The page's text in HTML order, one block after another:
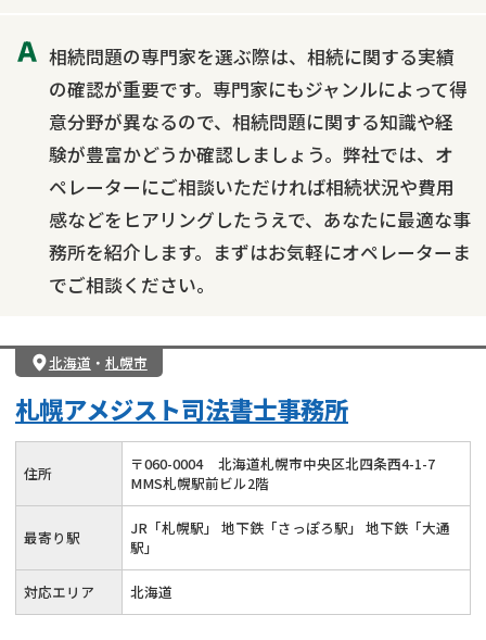
相続問題の専門家を選ぶ際は、相続に関する実績
の確認が重要です。専門家にもジャンルによって得
意分野が異なるので、相続問題に関する知識や経
験が豊富かどうか確認しましょう。弊社では、オ
ペレーターにご相談いただければ相続状況や費用
感などをヒアリングしたうえで、あなたに最適な事
務所を紹介します。まずはお気軽にオペレーターま
でご相談ください。
北海道 ・ 札幌市
札幌アメジスト司法書士事務所
住所 〒060-0004
北海道札幌市中央区北四条西4-1-7
MMS札幌駅前ビル2階
最寄り駅
JR「札幌駅」 地下鉄「さっぽろ駅」 地下鉄「大通
駅」
対応エリア 北海道